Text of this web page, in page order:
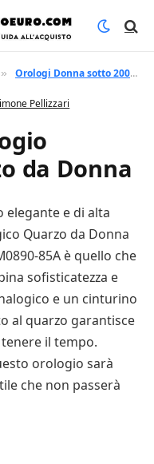
» Orologi Donna sotto 200 euro
Pellizzari
da Donna
elegante e di alta
Quarzo da Donna
85A è quello che
sofisticatezza e
e un cinturino
al quarzo garantisce
il tempo.
orologio sarà
che non passerà